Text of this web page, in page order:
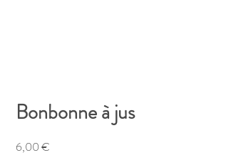
Bonbonne à jus
6,00 €